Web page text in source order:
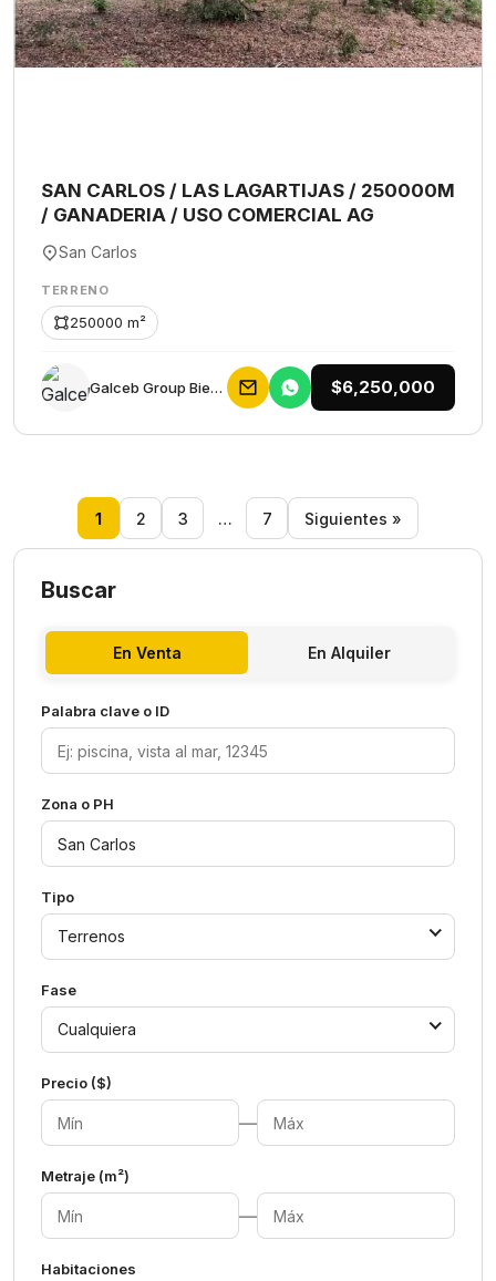
SAN CARLOS / LAS LAGARTIJAS / 250000M
/ GANADERIA / USO COMERCIAL AG
San Carlos
TERRENO
250000 m²
Galceb Group Bienes Raices $6,250,000
1 2 3 … 7 Siguientes »
Buscar
En Venta En Alquiler
Palabra clave o ID
Zona o PH
Tipo
Terrenos
Fase
Cualquiera
Precio ($)
—
Metraje (m²)
—
Habitaciones